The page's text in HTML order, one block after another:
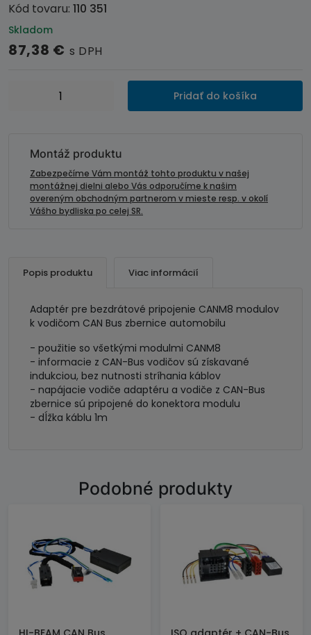
Kód tovaru: 110 351
Skladom
87,38 € s DPH
množstvo
bezdrátové
pripojenie
CAN
Pridať do košíka
Montáž produktu
Zabezpečíme Vám montáž tohto produktu v našej
montážnej dielni alebo Vás odporučíme k našim
overeným obchodným partnerom v mieste resp. v okolí
Vášho bydliska po celej SR.
Popis produktu Viac informácií
Adaptér pre bezdrátové pripojenie CANM8 modulov
k vodičom CAN Bus zbernice automobilu
- použitie so všetkými modulmi CANM8
- informacie z CAN-Bus vodičov sú získavané
indukciou, bez nutnosti stríhania káblov
- napájacie vodiče adaptéru a vodiče z CAN-Bus
zbernice sú pripojené do konektora modulu
- dĺžka káblu 1m
Podobné produkty